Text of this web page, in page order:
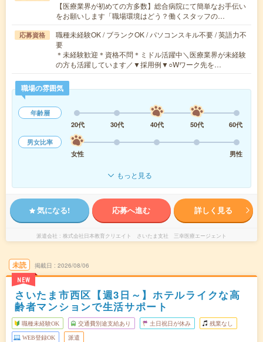
【医療業界が初めての方多数】総合病院にて簡単なお手伝い
をお願いします「職場環境はどう？働くスタッフの…
応募資格
職種未経験OK / ブランクOK / パソコンスキル不要 / 英語力不
要
＊未経験歓迎＊資格不問＊ミドル活躍中＼医療業界が未経験
の方も活躍しています／▼採用例▼○Wワーク先を…
職場の雰囲気
年齢層
20代
30代 40代 50代
60代
男女比率
女性
男性
もっと見る
気になる! 応募へ進む 詳しく見る
派遣会社 株式会社日本教育クリエイト さいたま支社 三幸医療エージェント
未読
NEW
掲載日 2026/08/06
さいたま市西区【週3日～】ホテルライクな高
齢者マンションで生活サポート
職種未経験OK 交通費別途支給あり 土日祝日が休み 残業なし
WEB登録OK 派遣